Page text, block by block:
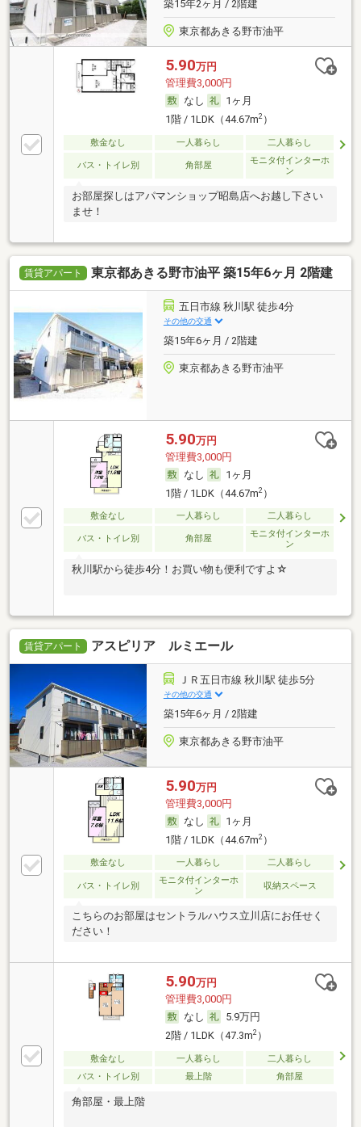
築15年2ヶ月 / 2階建
東京都あきる野市油平
5.90万円
管理費3,000円
なし
1ヶ月
1階 / 1LDK（44.67m2）
敷金なし 一人暮らし 二人暮らし
バス・トイレ別 角部屋
モニタ付インターホ
ン
お部屋探しはアパマンショップ昭島店へお越し下さい
ませ！
賃貸アパート 東京都あきる野市油平 築15年6ヶ月 2階建
五日市線 秋川駅 徒歩4分
その他の交通
築15年6ヶ月 / 2階建
東京都あきる野市油平
5.90万円
管理費3,000円
なし
1ヶ月
1階 / 1LDK（44.67m2）
敷金なし 一人暮らし 二人暮らし
バス・トイレ別 角部屋
モニタ付インターホ
ン
秋川駅から徒歩4分！お買い物も便利ですよ☆
賃貸アパート アスピリア ルミエール
ＪＲ五日市線 秋川駅 徒歩5分
その他の交通
築15年6ヶ月 / 2階建
東京都あきる野市油平
5.90万円
管理費3,000円
なし
1ヶ月
1階 / 1LDK（44.67m2）
敷金なし 一人暮らし 二人暮らし
バス・トイレ別
モニタ付インターホ
ン
収納スペース
こちらのお部屋はセントラルハウス立川店にお任せく
ださい！
5.90万円
管理費3,000円
なし
5.9万円
2階 / 1LDK（47.3m2）
敷金なし 一人暮らし
二人暮らし
バス・トイレ別
最上階 角部屋
角部屋・最上階